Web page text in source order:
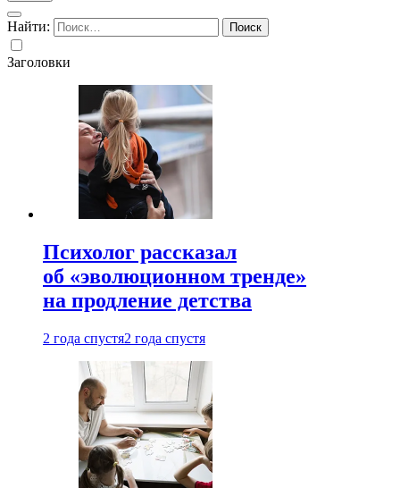
Найти:
Заголовки
Психолог рассказал
об «эволюционном тренде»
на продление детства
2 года спустя2 года спустя